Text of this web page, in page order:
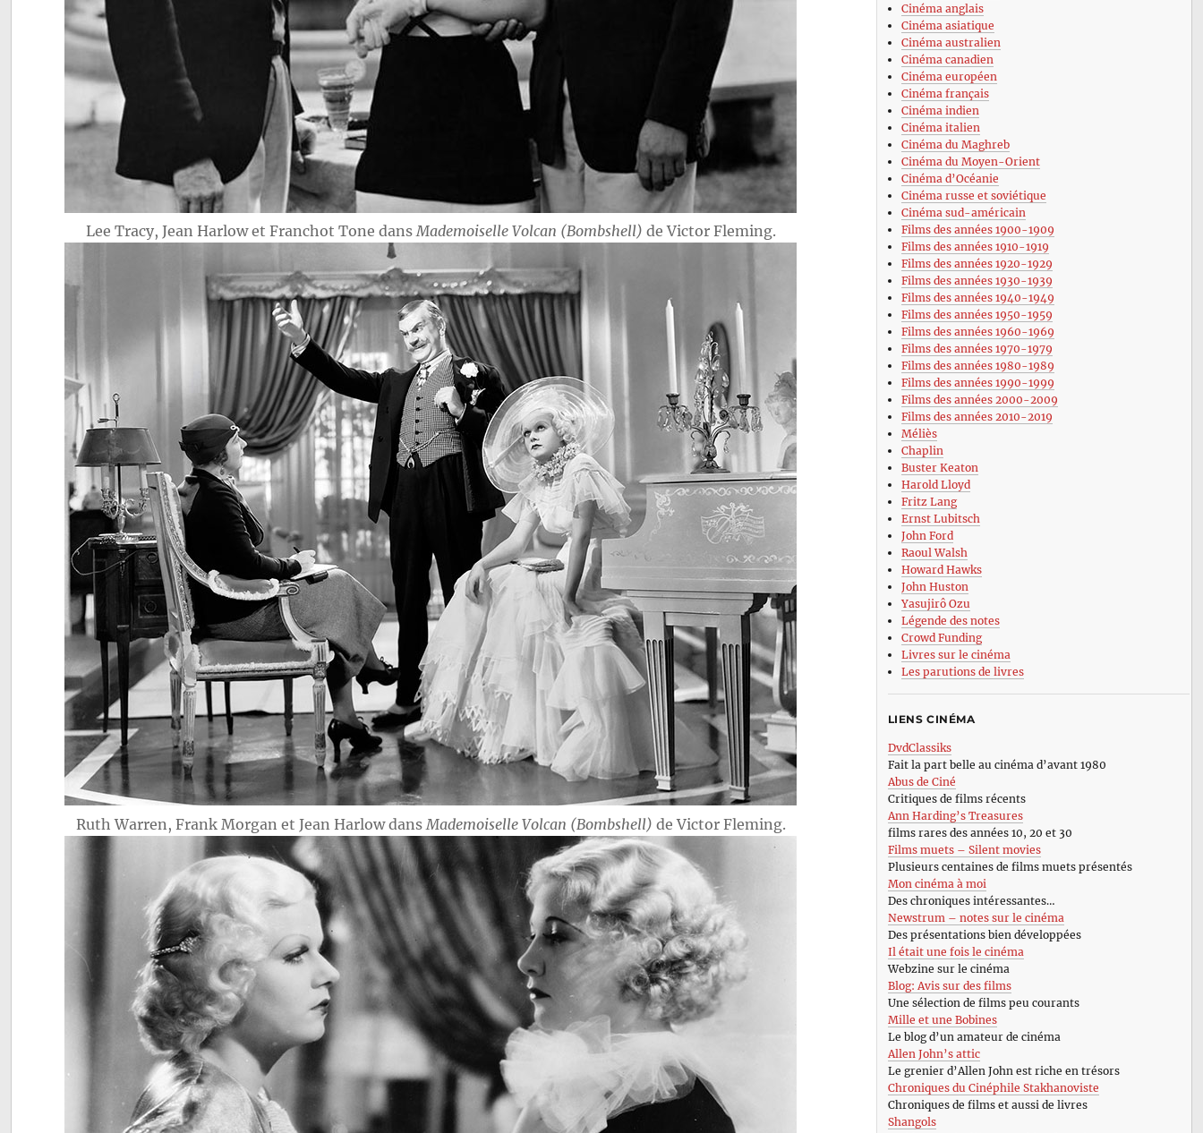
Lee Tracy, Jean Harlow et Franchot Tone dansMademoiselle Volcan (Bombshell) de Victor Fleming.
Ruth Warren, Frank Morgan et Jean Harlow dans Mademoiselle Volcan (Bombshell) de Victor Fleming.
Cinéma anglais
Cinéma asiatique
Cinéma australien
Cinéma canadien
Cinéma européen
Cinéma français
Cinéma indien
Cinéma italien
Cinéma du Maghreb
Cinéma du Moyen-Orient
Cinéma d’Océanie
Cinéma russe et soviétique
Cinéma sud-américain
Films des années 1900-1909
Films des années 1910-1919
Films des années 1920-1929
Films des années 1930-1939
Films des années 1940-1949
Films des années 1950-1959
Films des années 1960-1969
Films des années 1970-1979
Films des années 1980-1989
Films des années 1990-1999
Films des années 2000-2009
Films des années 2010-2019
Méliès
Chaplin
Buster Keaton
Harold Lloyd
Fritz Lang
Ernst Lubitsch
John Ford
Raoul Walsh
Howard Hawks
John Huston
Yasujirô Ozu
Légende des notes
Crowd Funding
Livres sur le cinéma
Les parutions de livres
LIENS CINÉMA
DvdClassiks
Fait la part belle au cinéma d’avant 1980
Abus de Ciné
Critiques de films récents
Ann Harding’s Treasures
films rares des années 10, 20 et 30
Films muets – Silent movies
Plusieurs centaines de films muets présentés
Mon cinéma à moi
Des chroniques intéressantes…
Newstrum – notes sur le cinéma
Des présentations bien développées
Il était une fois le cinéma
Webzine sur le cinéma
Blog: Avis sur des films
Une sélection de films peu courants
Mille et une Bobines
Le blog d’un amateur de cinéma
Allen John’s attic
Le grenier d’Allen John est riche en trésors
Chroniques du Cinéphile Stakhanoviste
Chroniques de films et aussi de livres
Shangols